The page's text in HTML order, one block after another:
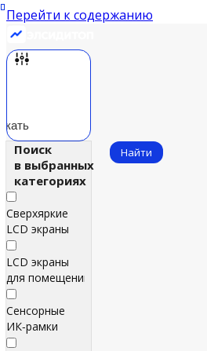
Перейти к содержанию
Поиск
в выбранных
категориях
Сверхяркие
LCD экраны
LCD экраны
для помещений
Сенсорные
ИК‑рамки
Найти